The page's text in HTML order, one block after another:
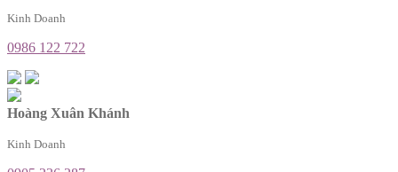
Kinh Doanh
0986 122 722
Hoàng Xuân Khánh
Kinh Doanh